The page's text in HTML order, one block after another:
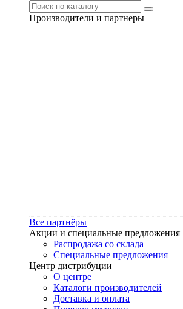
Производители и партнеры
Все партнёры
Акции и специальные предложения
Распродажа со склада
Специальные предложения
Центр дистрибуции
О центре
Каталоги производителей
Доставка и оплата